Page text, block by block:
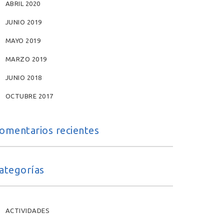
ABRIL 2020
JUNIO 2019
MAYO 2019
MARZO 2019
JUNIO 2018
OCTUBRE 2017
recientes
ACTIVIDADES